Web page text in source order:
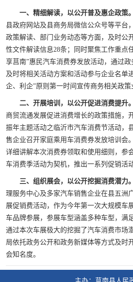
一、精细解读，以公开普及惠企政策。
县政府网站及县商务局微信公众号等平台
政策解读、部门业务动态等方面，及时公
性文件解读信息28条；同时聚焦工作重点
享莒南”惠民汽车消费券发放活动，通过
及时将相关活动方案和活动参与企业名单
企、利企”原则第一时间宣传商务相关政策
二、开展培训，以公开促进消费提升。
商贸流通发展促进消费增长的政策措施，
振年主题活动之临沂市汽车消费节活动，
售企业召开家庭乘用车消费券发放培训会
详细讲解本次消费券领取和使用细则，参
车消费季活动为契机，推出一系列促销活动
三、组织展会，以公开挖掘消费潜力。
理服务中心及多家汽车销售企业在县五洲
展促销费活动，作为今年第一次大规模车
车品牌参展，参展车型涵盖多种车型，满
通过本次车展极大的挖掘了汽车消费市场
局依托政务公开和政务新媒体等方式及时
会知名度。
主办：莒南县人民